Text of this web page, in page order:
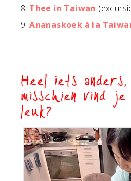
8. Thee in Taiwan
9.Ananaskoek à la
Heel iets anders,
misschien vind
leuk?